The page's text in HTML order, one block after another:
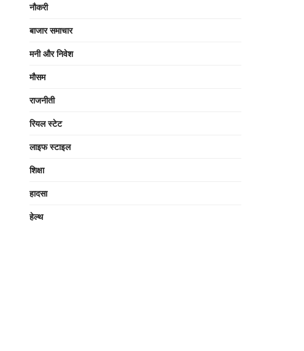
नौकरी
बाजार समाचार
मनी और निवेश
मौसम
राजनीती
रियल स्टेट
लाइफ स्टाइल
शिक्षा
हादसा
हेल्थ